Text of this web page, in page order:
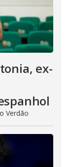
ex-
Verdão